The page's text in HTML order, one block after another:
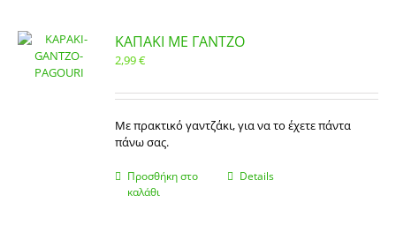
ΚΑΠΑΚΙ ΜΕ ΓΑΝΤΖΟ
2,99€
Με πρακτικό γαντζάκι, για να το έχετε πάντα
πάνω σας.
Προσθήκη στο
καλάθι
Details